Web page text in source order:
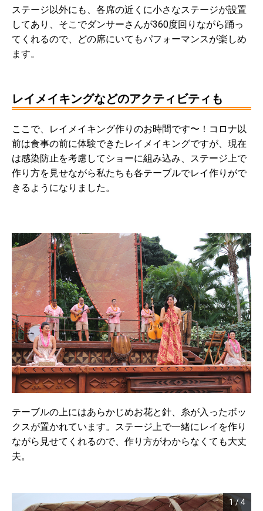
ステージ以外にも、各席の近くに小さなステージが設置
してあり、そこでダンサーさんが360度回りながら踊っ
てくれるので、どの席にいてもパフォーマンスが楽しめ
ます。
レイメイキングなどのアクティビティも
ここで、レイメイキング作りのお時間です〜！コロナ以
前は食事の前に体験できたレイメイキングですが、現在
は感染防止を考慮してショーに組み込み、ステージ上で
作り方を見せながら私たちも各テーブルでレイ作りがで
きるようになりました。
テーブルの上にはあらかじめお花と針、糸が入ったボッ
クスが置かれています。ステージ上で一緒にレイを作り
ながら見せてくれるので、作り方がわからなくても大丈
夫。
1/4